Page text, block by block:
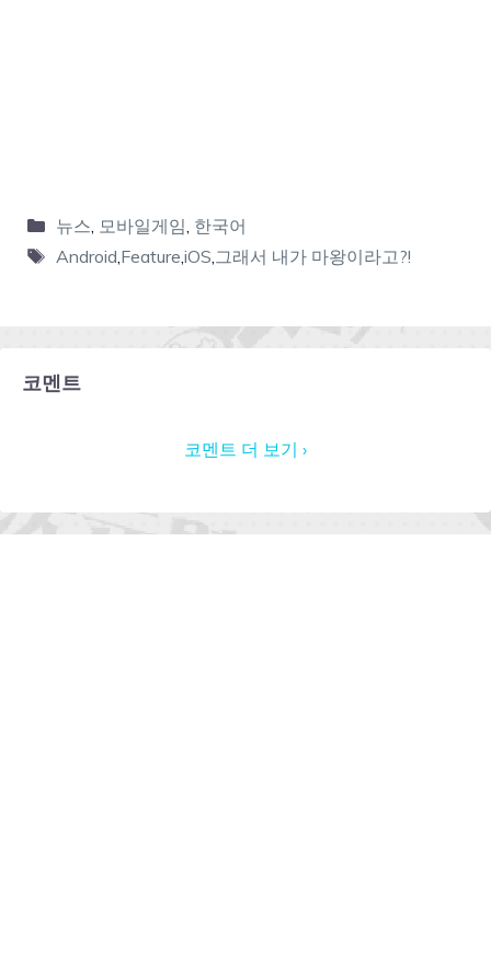
뉴스 모바일게임 한국어
Android Feature iOS 그래서 내가 마왕이라고?!
코멘트
코멘트 더 보기 ›